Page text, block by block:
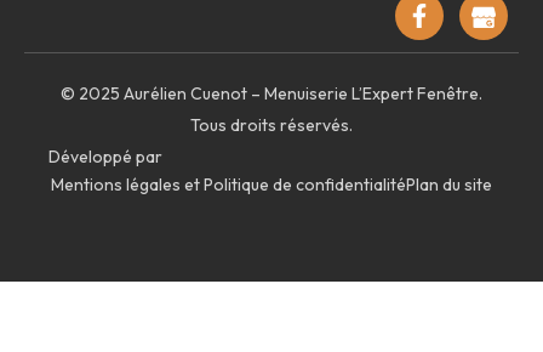
© 2025 Aurélien Cuenot – Menuiserie L’Expert Fenêtre.
Tous droits réservés.
Développé par
Mentions légales et Politique de confidentialitéPlan du site